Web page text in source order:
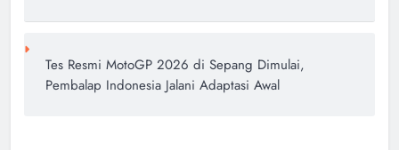
Tes Resmi MotoGP 2026 di Sepang Dimulai,
Pembalap Indonesia Jalani Adaptasi Awal